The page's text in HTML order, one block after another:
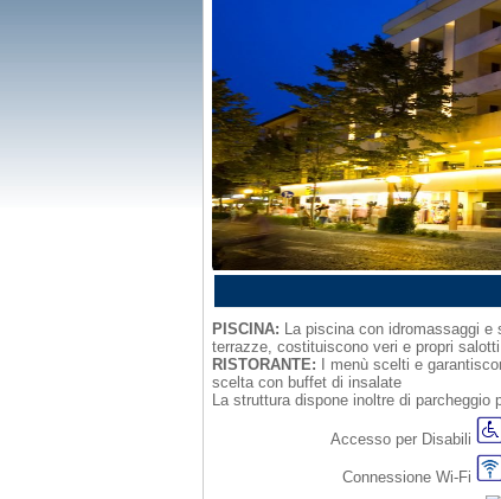
PISCINA: La piscina con idromassaggi
terrazze, costituiscono veri e propri
RISTORANTE: I menù scelti e
scelta con buffet di insalate
La struttura dispone inoltre di
Accesso per Disabili
Connessione Wi-Fi